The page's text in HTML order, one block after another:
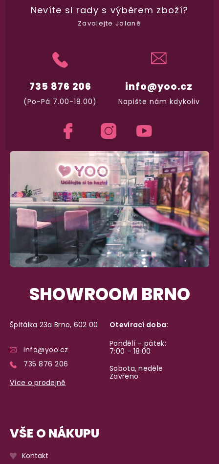
a okamžitě odesíláme.
Garance vrácení peněz
Máte30 dnína bezplatné vrácení zboží
info@yoo.cz
Napište nám kdykoliv
735 876 206
(Po-Pá 7.00-18.00)
Nevíte si rady s výběrem zboží?
Zavolejte Jolaně
SHOWROOM BRNO
Špitálka 23a Brno, 602 00
info@yoo.cz
735 876 206
Více o prodejně
Otevírací doba:
Pondělí – pátek:
7:00 – 18:00
Sobota, neděle
Zavřeno
VŠE O NÁKUPU
Kontakt